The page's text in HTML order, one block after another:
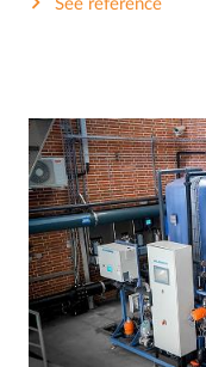
See reference